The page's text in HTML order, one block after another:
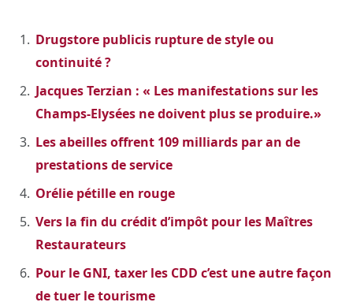
Drugstore publicis rupture de style ou
continuité ?
Jacques Terzian : « Les manifestations sur les
Champs-Elysées ne doivent plus se produire.»
Les abeilles offrent 109 milliards par an de
prestations de service
Orélie pétille en rouge
Vers la fin du crédit d’impôt pour les Maîtres
Restaurateurs
Pour le GNI, taxer les CDD c’est une autre façon
de tuer le tourisme